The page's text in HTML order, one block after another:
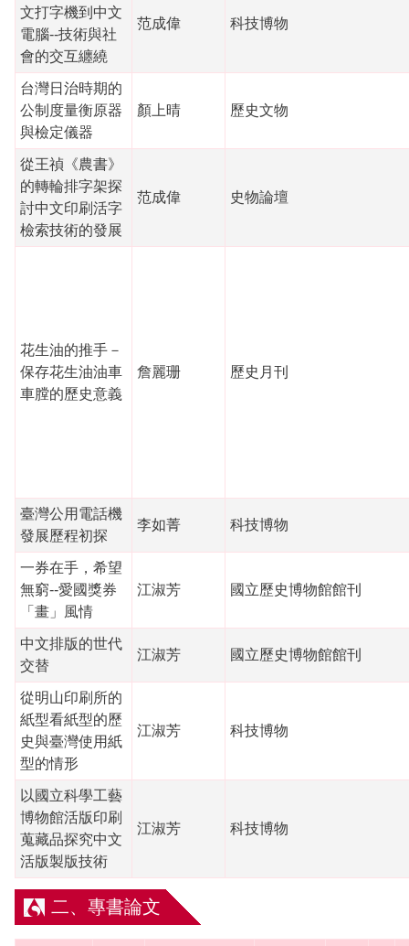
文打字機到中文
電腦--技術與社
會的交互纏繞
范成偉 科技博物
台灣日治時期的
公制度量衡原器
與檢定儀器
顏上晴 歷史文物
從王禎《農書》
的轉輪排字架探
討中文印刷活字
檢索技術的發展
范成偉 史物論壇
花生油的推手－
保存花生油油車
車膛的歷史意義
詹麗珊 歷史月刊
臺灣公用電話機
發展歷程初探
李如菁 科技博物
一券在手，希望
無窮--愛國獎券
「畫」風情
江淑芳 國立歷史博物館館刊
中文排版的世代
交替
江淑芳 國立歷史博物館館刊
從明山印刷所的
紙型看紙型的歷
史與臺灣使用紙
型的情形
江淑芳 科技博物
以國立科學工藝
博物館活版印刷
蒐藏品探究中文
活版製版技術
江淑芳 科技博物
二、專書論文